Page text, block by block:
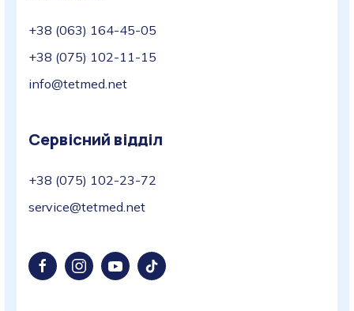
+38 (063) 164-45-05
+38 (075) 102-11-15
info@tetmed.net
Сервісний відділ
+38 (075) 102-23-72
service@tetmed.net